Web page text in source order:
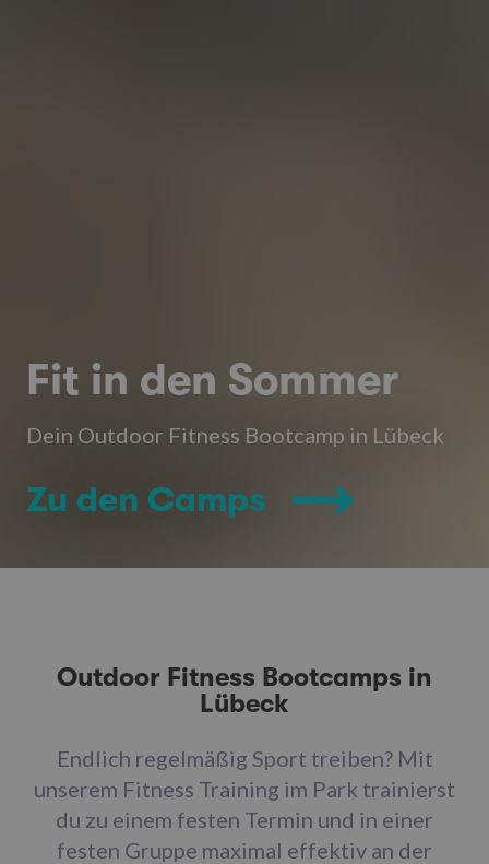
Fit in den Sommer
Dein Outdoor Fitness Bootcamp in Lübeck
Zu den Camps
Outdoor Fitness Bootcamps in
Lübeck
Endlich regelmäßig Sport treiben? Mit
unserem Fitness Training im Park trainierst
du zu einem festen Termin und in einer
festen Gruppe maximal effektiv an der